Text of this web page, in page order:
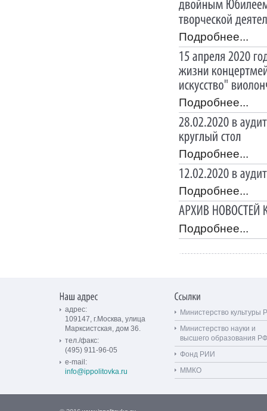
Подробнее...
Подробнее...
Подробнее...
Подробнее...
Подробнее...
адрес:
109147, г.Москва, улица
Марксистская, дом 36.
тел./факс:
(495) 911-96-05
e-mail:
info@ippolitovka.ru
Министерство культуры
Министерство науки и
высшего образования РФ
Фонд РИИ
ММКО